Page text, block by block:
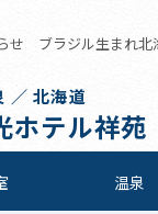
せ ブラジル生まれ北
／ 北海道
ホテル祥苑
温泉